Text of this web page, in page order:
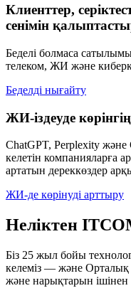
Клиенттер,
сенімін
Беделі болмаса
телеком, ЖИ және
Беделді нығайту
ЖИ-іздеуде
ChatGPT, Perplexity және
келетін компанияларға
артатын дереккөздер
ЖИ-де көрінуді арттыру
Неліктен
Біз 25 жыл бойы
келеміз — және
және нарықтарын ішінен